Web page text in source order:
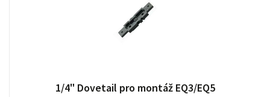
1/4" Dovetail pro montáž EQ3/EQ5